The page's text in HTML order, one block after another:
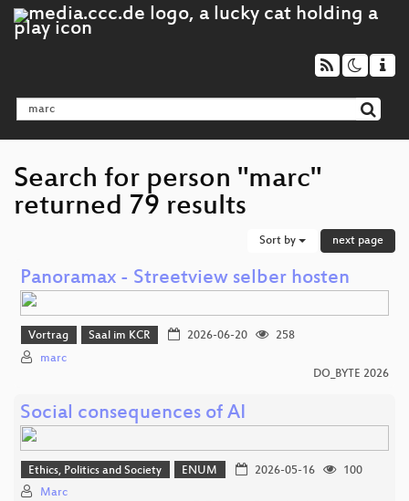
Search for person "marc"
returned 79 results
Sort by next page
Panoramax - Streetview selber hosten
Vortrag Saal im KCR 2026-06-20
258
marc
DO_BYTE 2026
Social consequences of AI
Ethics, Politics and Society ENUM 2026-05-16
100
Marc